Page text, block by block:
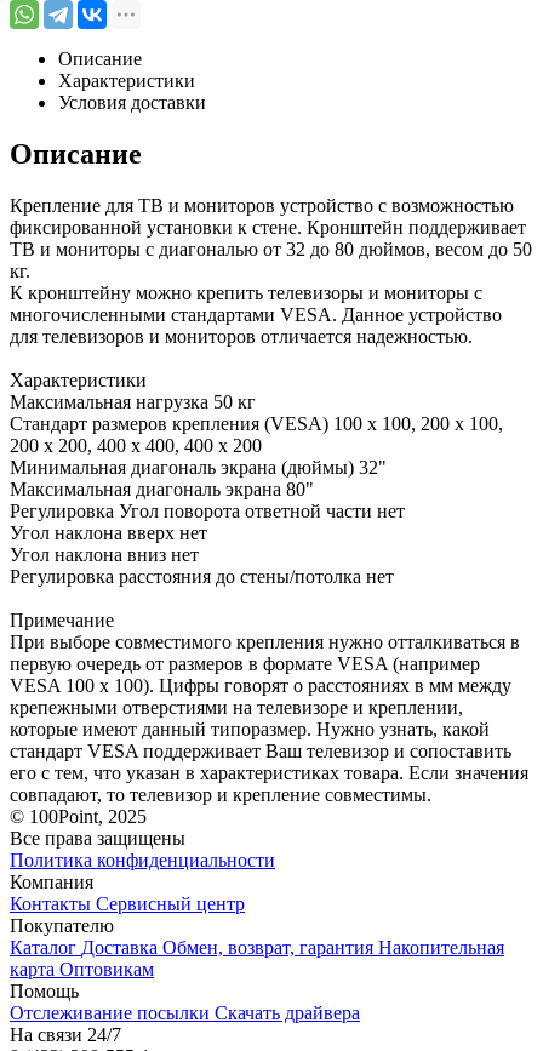
Описание
Характеристики
Условия доставки
Описание
Крепление для ТВ и мониторов устройство с возможностью
фиксированной установки к стене. Кронштейн поддерживает
ТВ и мониторы с диагональю от 32 до 80 дюймов, весом до 50
кг.
К кронштейну можно крепить телевизоры и мониторы с
многочисленными стандартами VESA. Данное устройство
для телевизоров и мониторов отличается надежностью.
Характеристики
Максимальная нагрузка 50 кг
Стандарт размеров крепления (VESA) 100 x 100, 200 x 100,
200 x 200, 400 x 400, 400 x 200
Минимальная диагональ экрана (дюймы) 32"
Максимальная диагональ экрана 80"
Регулировка Угол поворота ответной части нет
Угол наклона вверх нет
Угол наклона вниз нет
Регулировка расстояния до стены/потолка нет
Примечание
При выборе совместимого крепления нужно отталкиваться в
первую очередь от размеров в формате VESA (например
VESA 100 х 100). Цифры говорят о расстояниях в мм между
крепежными отверстиями на телевизоре и креплении,
которые имеют данный типоразмер. Нужно узнать, какой
стандарт VESA поддерживает Ваш телевизор и сопоставить
его с тем, что указан в характеристиках товара. Если значения
совпадают, то телевизор и крепление совместимы.
© 100Point, 2025
Все права защищены
Политика конфиденциальности
Компания
Контакты Сервисный центр
Покупателю
Каталог Доставка Обмен, возврат, гарантия Накопительная
карта Оптовикам
Помощь
Отслеживание посылки Скачать драйвера
На связи 24/7